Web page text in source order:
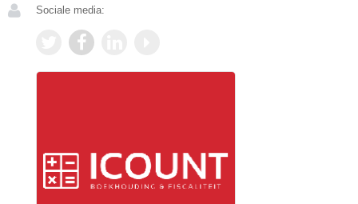
Sociale media: